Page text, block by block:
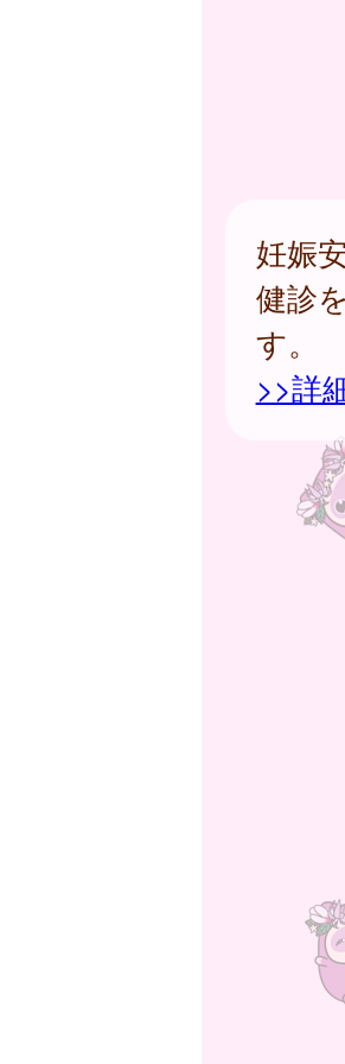
妊娠
健診
す。
>>詳